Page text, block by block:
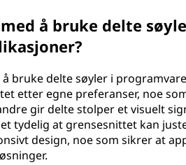
å bruke delte
bruke delte søyler i
etter egne preferanser, noe
gir delte stolper et visuelt
tydelig at grensesnittet kan
design, noe som sikrer at